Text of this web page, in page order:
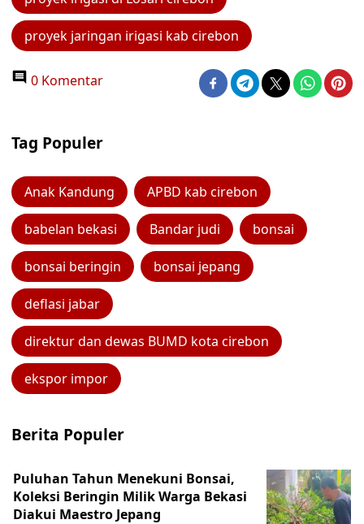
proyek jaringan irigasi kab cirebon
0 Komentar
Tag Populer
Anak Kandung APBD kab cirebon
babelan bekasi Bandar judi bonsai
bonsai beringin bonsai jepang
deflasi jabar
direktur dan dewas BUMD kota cirebon
ekspor impor
Berita Populer
Puluhan Tahun Menekuni Bonsai,
Koleksi Beringin Milik Warga Bekasi
Diakui Maestro Jepang